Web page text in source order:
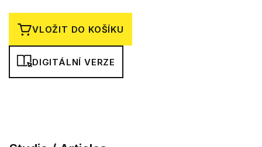
VLOŽIT DO KOŠÍKU
DIGITÁLNÍ VERZE